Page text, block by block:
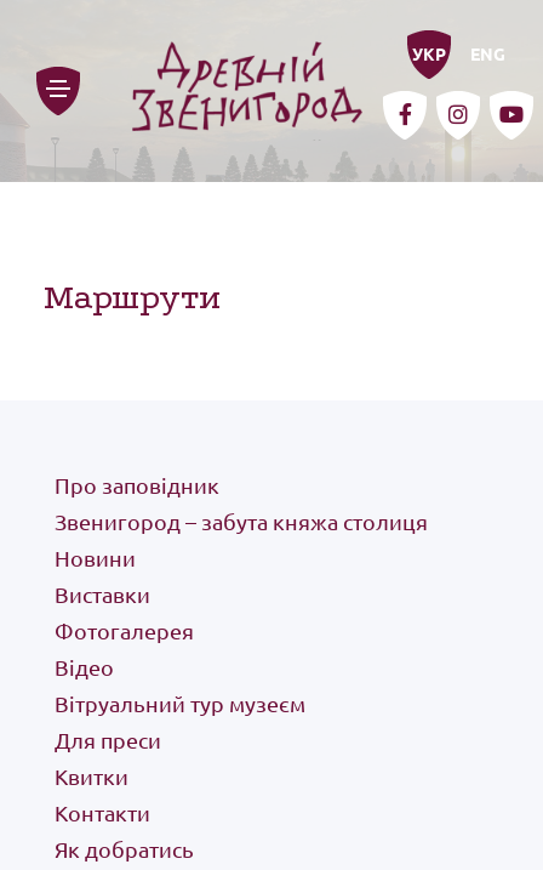
звенигород – забута
спланувати візит
вітруальний тур музеєм
УКР ENG
Маршрути
Про заповідник
Звенигород – забута княжа столиця
Новини
Виставки
Фотогалерея
Відео
Вітруальний тур музеєм
Для преси
Квитки
Контакти
Як добратись